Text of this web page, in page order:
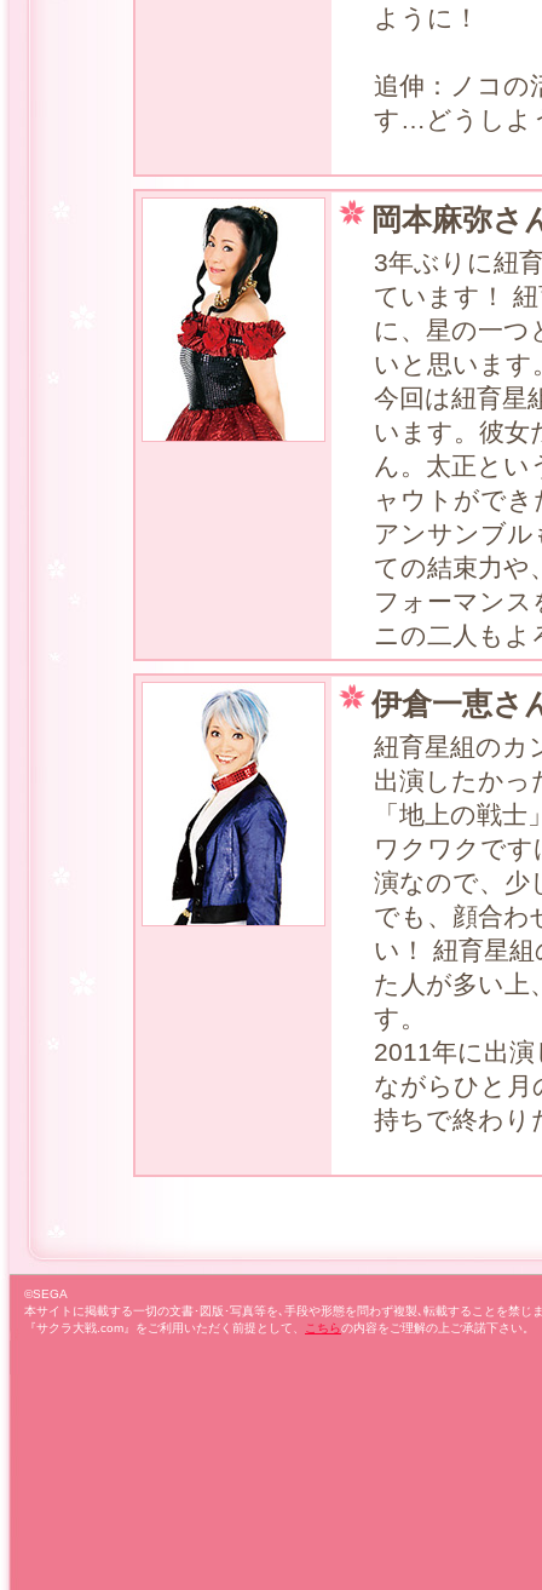
ように！
追伸：ノコの
す…どうしよ
岡本麻弥さ
3年ぶりに紐
ています！
に、星の一つ
いと思います
今回は紐育星
います。彼女
ん。太正とい
ャウトができ
アンサンブル
ての結束力や
フォーマンス
ニの二人もよ
伊倉一恵さ
紐育星組のカ
出演したかっ
「地上の戦
ワクワクで
演なので、少
でも、顔合わ
い！ 紐育星
た人が多い上
す。
2011年に出
ながらひと月
持ちで終わり
©SEGA
本サイトに掲載する一切の文書･図版･写真等を､手段や形態を問わず複製､転載することを禁じ
『サクラ大戦.com』をご利用いただく前提として、
こちらの内容をご理解の上ご承諾下さい。